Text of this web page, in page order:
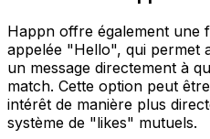
Happn offre également une
appelée "Hello", qui permet
un message directement à
match. Cette option peut
intérêt de manière plus
système de "likes" mutuels.